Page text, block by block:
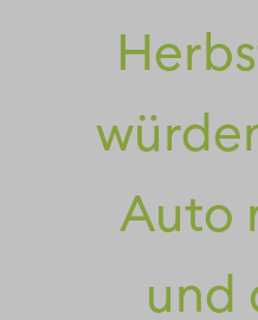
Auto
und